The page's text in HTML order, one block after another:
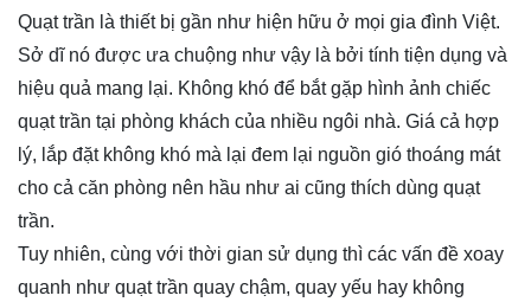
Quạt trần là thiết bị gần như hiện hữu ở mọi gia đình Việt.
Sở dĩ nó được ưa chuộng như vậy là bởi tính tiện dụng và
hiệu quả mang lại. Không khó để bắt gặp hình ảnh chiếc
quạt trần tại phòng khách của nhiều ngôi nhà. Giá cả hợp
lý, lắp đặt không khó mà lại đem lại nguồn gió thoáng mát
cho cả căn phòng nên hầu như ai cũng thích dùng quạt
trần.
Tuy nhiên, cùng với thời gian sử dụng thì các vấn đề xoay
quanh như quạt trần quay chậm, quay yếu hay không